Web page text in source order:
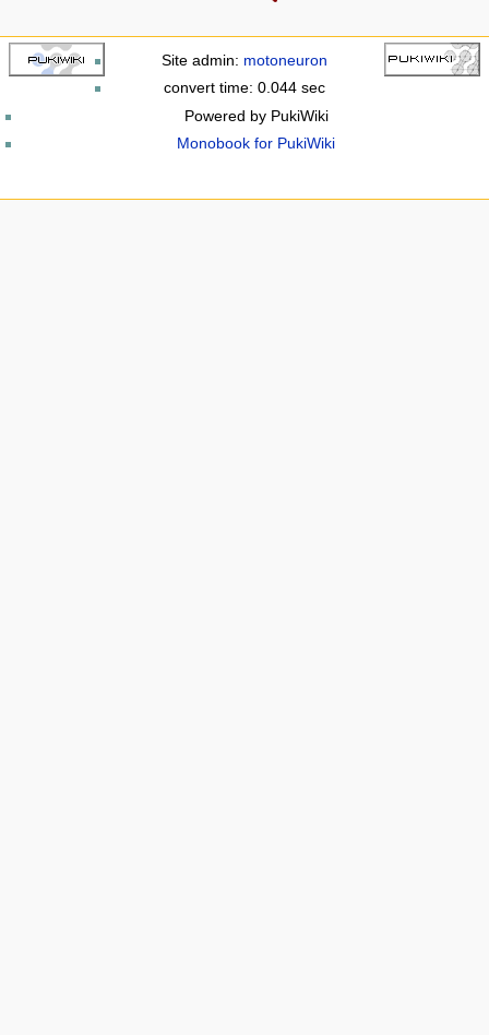
Site admin: motoneuron
convert time: 0.044 sec
Powered by PukiWiki
Monobook for PukiWiki